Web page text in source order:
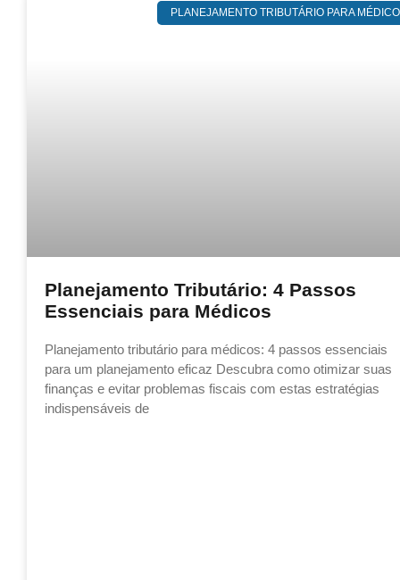
PLANEJAMENTO TRIBUTÁRIO PARA
Planejamento Tributário: 4 Passos
Essenciais para Médicos
Planejamento tributário para médicos: 4 passos essenciais
para um planejamento eficaz Descubra como otimizar suas
finanças e evitar problemas fiscais com estas estratégias
indispensáveis de